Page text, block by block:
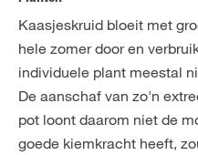
Kaasjeskruid bloeit met
hele zomer door en
individuele plant meestal
De aanschaf van zo'n
pot loont daarom niet de
goede kiemkracht heeft,